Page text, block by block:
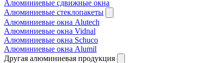
Алюминиевые сдвижные окна
Алюминиевые стеклопакеты
Алюминиевые окна Alutech
Алюминиевые окна Vidnal
Алюминиевые окна Schuco
Алюминиевые окна Alumil
Другая алюминиевая продукция